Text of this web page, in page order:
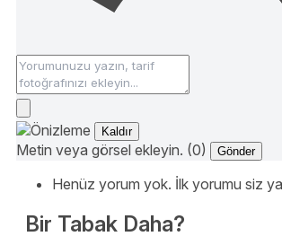
Kaldır
Metin veya görsel ekleyin. (0) Gönder
Henüz yorum yok. İlk yorumu siz
Bir Tabak Daha?